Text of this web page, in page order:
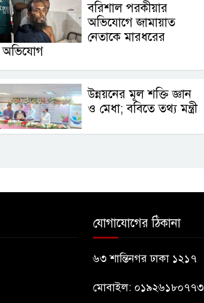
বরিশাল পরকীয়ার
অভিযোগে জামায়াত
নেতাকে মারধরের
অভিযোগ
উন্নয়নের মূল শক্তি জ্ঞান
ও মেধা; ববিতে তথ্য মন্ত্রী
যোগাযোগের ঠিকানা
৬৩ শান্তিনগর ঢাকা ১২১৭
মোবাইল: ০১৯২৬১৮০৭৭৩